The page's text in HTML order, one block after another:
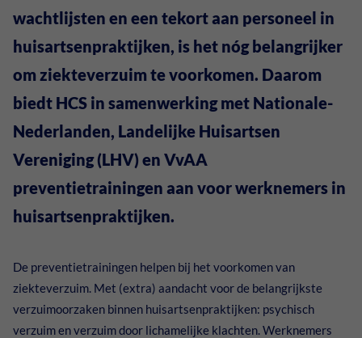
Werken als (bedrijfs)arts
Kennis en informatie
Contact
wachtlijsten en een tekort aan personeel in
huisartsenpraktijken, is het nóg belangrijker
om ziekteverzuim te voorkomen. Daarom
biedt HCS in samenwerking met Nationale-
Nederlanden, Landelijke Huisartsen
Vereniging (LHV) en VvAA
preventietrainingen aan voor werknemers in
huisartsenpraktijken.
De preventietrainingen helpen bij het voorkomen van
ziekteverzuim. Met (extra) aandacht voor de belangrijkste
verzuimoorzaken binnen huisartsenpraktijken: psychisch
verzuim en verzuim door lichamelijke klachten. Werknemers